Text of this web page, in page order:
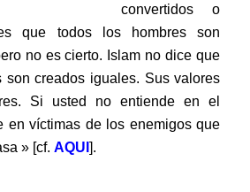
convertidos o
que todos los hombres son
no es cierto. Islam no dice que
son creados iguales. Sus valores
Si usted no entiende en el
en víctimas de los enemigos que
» [cf. AQUI ].